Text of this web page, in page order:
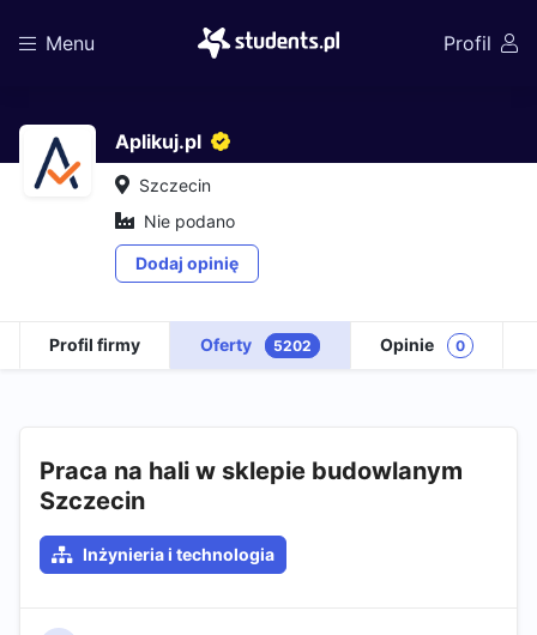
Menu Profil
Aplikuj.pl
Szczecin
Nie podano
Dodaj opinię
Profil firmy Oferty 5202 Opinie 0
Praca na hali w sklepie budowlanym
Szczecin
Inżynieria i technologia